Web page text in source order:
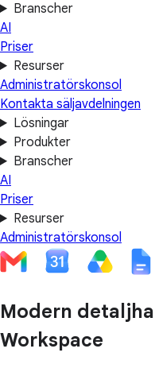
Branscher
AI
Priser
Resurser
Administratörskonsol
Kontakta säljavdelningen
Lösningar
Produkter
Branscher
AI
Priser
Resurser
Administratörskonsol
Modern
Workspace